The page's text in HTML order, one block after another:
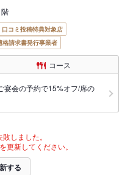
口コミ投稿特典対象店
格請求書発行事業者
コース
宴会の予約で15%オフ/席の
しました。
更新してください。
する